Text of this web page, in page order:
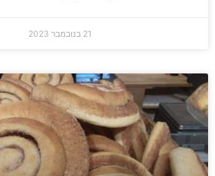
21 בנובמבר 2023